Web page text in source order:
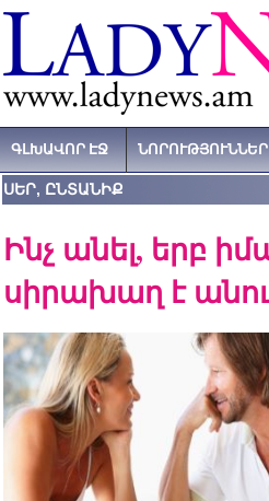
ԳԼԽԱՎՈՐ ԷՋ ՆՈՐՈՒԹՅՈՒՆՆԵՐ
ՍԵՐ, ԸՆՏԱՆԻՔ
Ինչ անել, երբ
սիրախաղ է